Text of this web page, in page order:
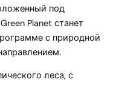
под
Planet станет
с природной
леса, с